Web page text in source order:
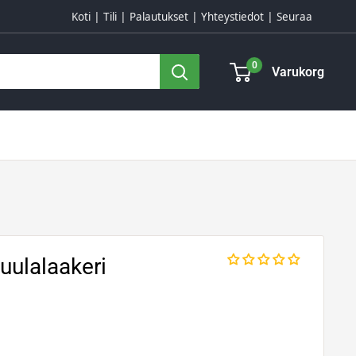
Koti Tili Palautukset Yhteystiedot Seuraa
0 Varukorg